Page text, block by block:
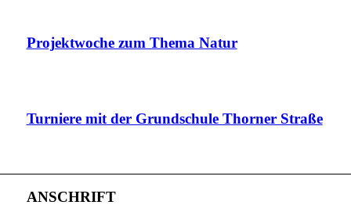
Projektwoche zum Thema Natur
Turniere mit der Grundschule Thorner Straße
ANSCHRIFT